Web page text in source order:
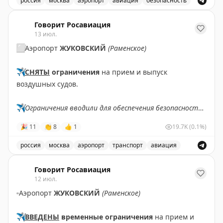
Эти инициативы упростят процесс прохождения
границы для путешественников, хотя внедрение
требует значительных инвестиций и времени.
2PAXfly|Traveling For Miles
Говорит Росавиация
13 июл.
⬜️Аэропорт ЖУКОВСКИЙ (Раменское)
✈️СНЯТЫ ограничения на прием и выпуск
воздушных судов.
✈️Ограничения вводили для обеспечения безопасности
✈️ Говорит Росавиация| MAX
🎉 11 👏 8 👍 1 19.7K(0.1%)
россия москва аэропорт транспорт авиация
Говорит Росавиация
12 июл.
▫️Аэропорт ЖУКОВСКИЙ (Раменское)
✈️ВВЕДЕНЫ временные ограничения на прием и